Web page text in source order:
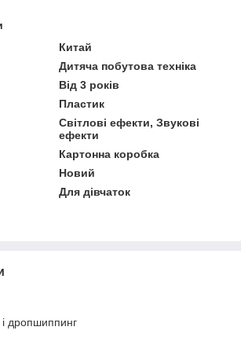
Китай
Дитяча побутова техніка
Від 3 років
Пластик
Світлові ефекти, Звукові
ефекти
Картонна коробка
Новий
Для дівчаток
дропшиппинг